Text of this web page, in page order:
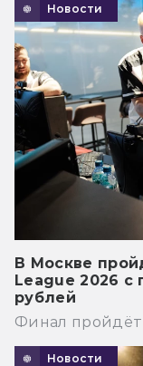
Новости
В Москве
League 2026
рублей
Финал пройдёт
Новости